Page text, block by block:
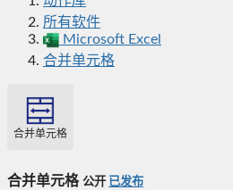
所有软件
Microsoft Excel
合并单元格
合并单元格
合并单元格 公开 已发布